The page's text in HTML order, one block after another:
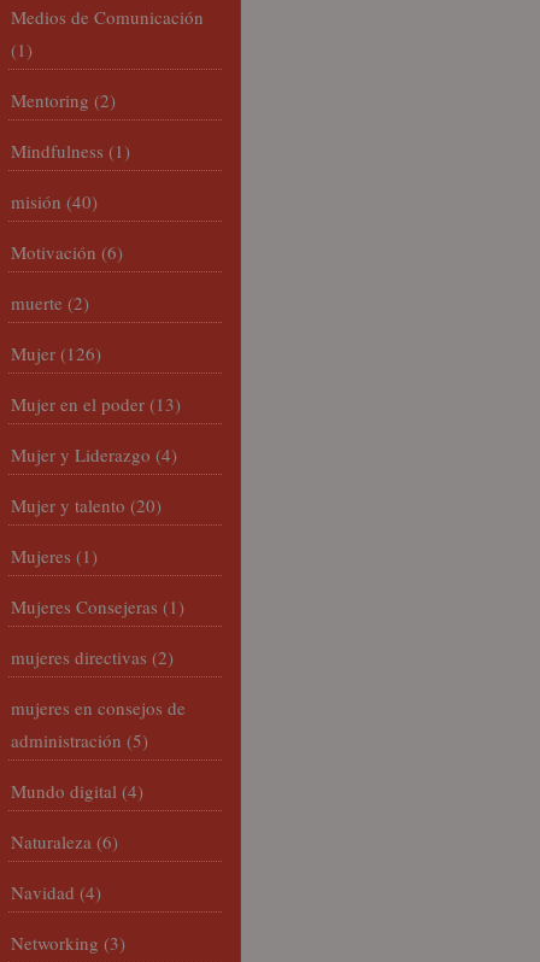
Medios de Comunicación
(1)
Mentoring (2)
Mindfulness (1)
misión (40)
Motivación (6)
muerte (2)
Mujer (126)
Mujer en el poder (13)
Mujer y Liderazgo (4)
Mujer y talento (20)
Mujeres (1)
Mujeres Consejeras (1)
mujeres directivas (2)
mujeres en consejos de
administración (5)
Mundo digital (4)
Naturaleza (6)
Navidad (4)
Networking (3)